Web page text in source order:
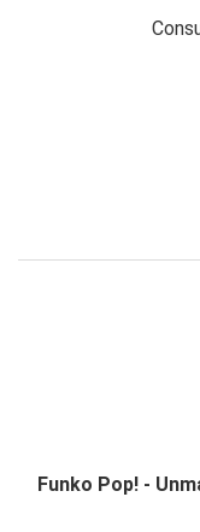
Funko Pop! -